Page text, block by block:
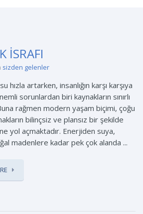
İSRAFI
sizden gelenler
hızla artarken, insanlığın karşı karşıya
sorunlardan biri kaynakların sınırlı
rağmen modern yaşam biçimi, çoğu
bilinçsiz ve plansız bir şekilde
yol açmaktadır. Enerjiden suya,
madenlere kadar pek çok alanda ...